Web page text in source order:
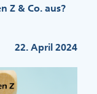
Z & Co. aus?
22. April 2024